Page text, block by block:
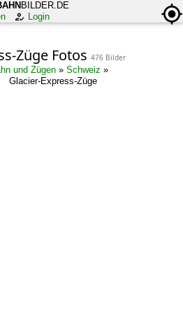
BILDER.DE
Login
Züge Fotos 476 Bilder
und Zügen » Schweiz »
Glacier-Express-Züge